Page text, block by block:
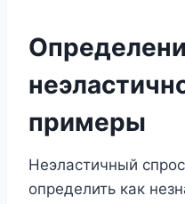
примеры
Неэластичный
определить как